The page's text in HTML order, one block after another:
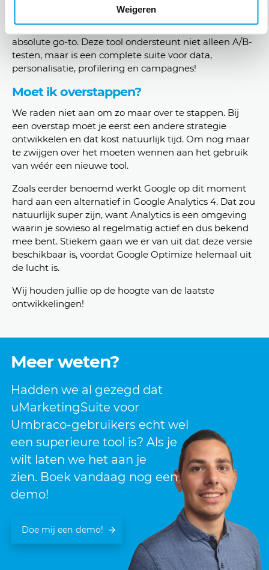
Weigeren
En… gebruik je Umbraco? Dan isuMarketingSuitede
absolute go-to. Deze tool ondersteunt niet alleen A/B-
testen, maar is een complete suite voor data,
personalisatie, profilering en campagnes!
Moet ik overstappen?
We raden niet aan om zo maar over te stappen. Bij
een overstap moet je eerst een andere strategie
ontwikkelen en dat kost natuurlijk tijd. Om nog maar
te zwijgen over het moeten wennen aan het gebruik
van wéér een nieuwe tool.
Zoals eerder benoemd werkt Google op dit moment
hard aan een alternatief in Google Analytics 4. Dat zou
natuurlijk super zijn, want Analytics is een omgeving
waarin je sowieso al regelmatig actief en dus bekend
mee bent. Stiekem gaan we er van uit dat deze versie
beschikbaar is, voordat Google Optimize helemaal uit
de lucht is.
Wij houden jullie op de hoogte van de laatste
ontwikkelingen!
Meer weten?
Hadden we al gezegd dat
uMarketingSuite voor
Umbraco-gebruikers echt wel
een superieure tool is? Als je
wilt laten we het aan je
zien. Boek vandaag nog een
demo!
Doe mij een demo!